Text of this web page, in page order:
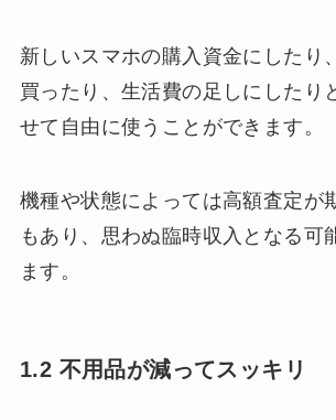
新しいスマホの購入資金にしたり
買ったり、生活費の足しにしたり
せて自由に使うことができます。
機種や状態によっては高額査定が
もあり、思わぬ臨時収入となる可
ます。
1.2 不用品が減ってスッキリ